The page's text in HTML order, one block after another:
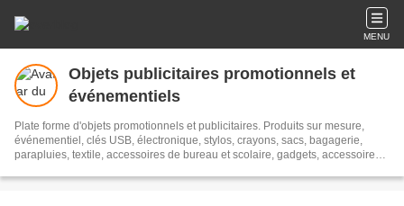
MENU
Objets publicitaires promotionnels et
événementiels
Plate forme d'objets promotionnels et publicitaires. Produits sur mesure,
événementiel, clés USB, électronique, stylos, crayons, sacs, bagagerie,
parapluies, textile, accessoires de bureau et scolaire, gadgets, accessoires
plein air, porte-clés,